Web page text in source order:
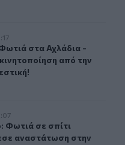
Μεγάλη κινητοποίηση
Φωτιά στα Αχλάδια -
στα Αχλάδια -
από την
αναστάτωση στην
Φωτιά σε σπίτι
Φωτιά σε σπίτι
αναστάτωση στην